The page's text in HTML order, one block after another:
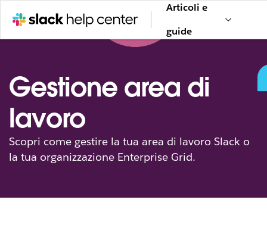
Articoli e
guide
Gestione area di
lavoro
Scopri come gestire la tua area di lavoro Slack o
la tua organizzazione Enterprise Grid.